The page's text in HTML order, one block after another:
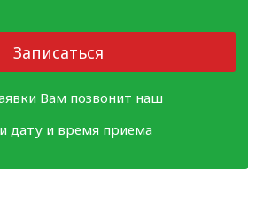
Записаться
Вам позвонит наш
дату и время приема